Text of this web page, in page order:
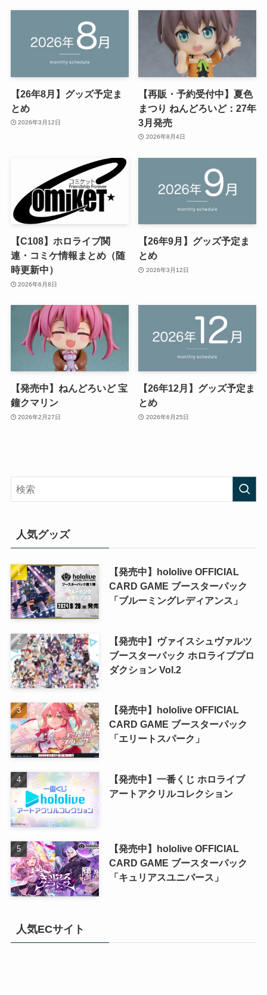
【26年8月】グッズ予定ま
とめ
2026年3月12日
【再販・予約受付中】夏色
まつり ねんどろいど：27年
3月発売
2026年8月4日
【C108】ホロライブ関
連・コミケ情報まとめ（随
時更新中）
2026年6月8日
【26年9月】グッズ予定ま
とめ
2026年3月12日
【発売中】ねんどろいど 宝
鐘クマリン
2026年2月27日
【26年12月】グッズ予定ま
とめ
2026年6月25日
人気グッズ
【発売中】hololive OFFICIAL
CARD GAME ブースターパック
「ブルーミングレディアンス」
【発売中】ヴァイスシュヴァルツ
ブースターパック ホロライブプロ
ダクション Vol.2
【発売中】hololive OFFICIAL
CARD GAME ブースターパック
「エリートスパーク」
【発売中】一番くじ ホロライブ
アートアクリルコレクション
【発売中】hololive OFFICIAL
CARD GAME ブースターパック
「キュリアスユニバース」
人気ECサイト